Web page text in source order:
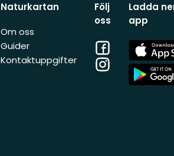
Naturkartan
Om oss
Guider
Kontaktuppgifter
Följ
oss
Facebook
Instagram
Ladda
app
App
Store
App
Store